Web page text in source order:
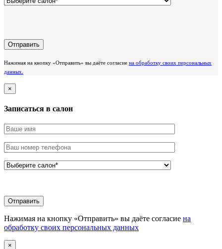
Нажимая на кнопку «Отправить» вы даёте согласие на обработку своих персональных
данных.
×
Записаться в салон
Нажимая на кнопку «Отправить» вы даёте согласие на
обработку своих персональных данных
×